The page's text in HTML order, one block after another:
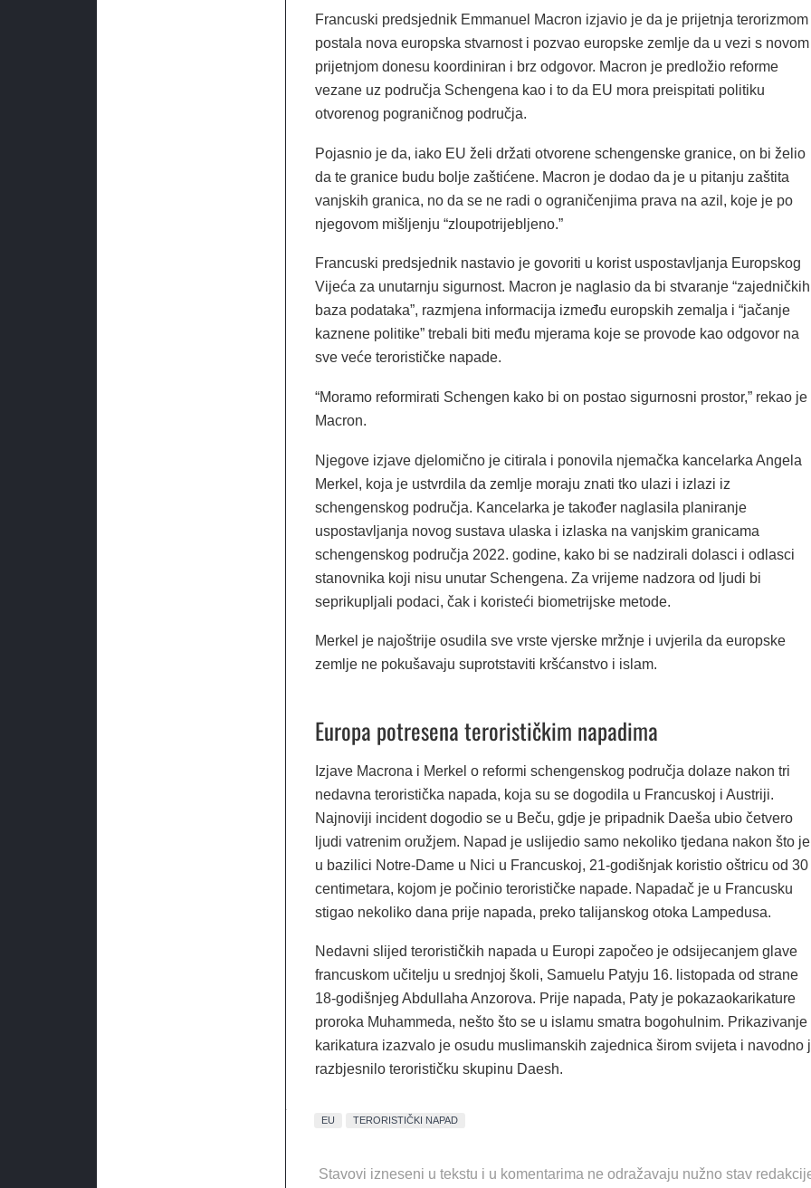
Francuski predsjednik Emmanuel Macron izjavio je da je prijetnja terorizmom
postala nova europska stvarnost i pozvao europske zemlje da u vezi s novom
prijetnjom donesu koordiniran i brz odgovor. Macron je predložio reforme
vezane uz područja Schengena kao i to da EU mora preispitati politiku
otvorenog pograničnog područja.
Pojasnio je da, iako EU želi držati otvorene schengenske granice, on bi želio
da te granice budu bolje zaštićene. Macron je dodao da je u pitanju zaštita
vanjskih granica, no da se ne radi o ograničenjima prava na azil, koje je po
njegovom mišljenju “zloupotrijebljeno.”
Francuski predsjednik nastavio je govoriti u korist uspostavljanja Europskog
Vijeća za unutarnju sigurnost. Macron je naglasio da bi stvaranje “zajedničkih
baza podataka”, razmjena informacija između europskih zemalja i “jačanje
kaznene politike” trebali biti među mjerama koje se provode kao odgovor na
sve veće terorističke napade.
“Moramo reformirati Schengen kako bi on postao sigurnosni prostor,” rekao je
Macron.
Njegove izjave djelomično je citirala i ponovila njemačka kancelarka Angela
Merkel, koja je ustvrdila da zemlje moraju znati tko ulazi i izlazi iz
schengenskog područja. Kancelarka je također naglasila planiranje
uspostavljanja novog sustava ulaska i izlaska na vanjskim granicama
schengenskog područja 2022. godine, kako bi se nadzirali dolasci i odlasci
stanovnika koji nisu unutar Schengena. Za vrijeme nadzora od ljudi bi
seprikupljali podaci, čak i koristeći biometrijske metode.
Merkel je najoštrije osudila sve vrste vjerske mržnje i uvjerila da europske
zemlje ne pokušavaju suprotstaviti kršćanstvo i islam.
Europa potresena terorističkim napadima
Izjave Macrona i Merkel o reformi schengenskog područja dolaze nakon tri
nedavna teroristička napada, koja su se dogodila u Francuskoj i Austriji.
Najnoviji incident dogodio se u Beču, gdje je pripadnik Daeša ubio četvero
ljudi vatrenim oružjem. Napad je uslijedio samo nekoliko tjedana nakon što je
u bazilici Notre-Dame u Nici u Francuskoj, 21-godišnjak koristio oštricu od 30
centimetara, kojom je počinio terorističke napade. Napadač je u Francusku
stigao nekoliko dana prije napada, preko talijanskog otoka Lampedusa.
Nedavni slijed terorističkih napada u Europi započeo je odsijecanjem glave
francuskom učitelju u srednjoj školi, Samuelu Patyju 16. listopada od strane
18-godišnjeg Abdullaha Anzorova. Prije napada, Paty je pokazaokarikature
proroka Muhammeda, nešto što se u islamu smatra bogohulnim. Prikazivanje
karikatura izazvalo je osudu muslimanskih zajednica širom svijeta i navodno
razbjesnilo terorističku skupinu Daesh.
EU TERORISTIČKI NAPAD
Stavovi izneseni u tekstu i u komentarima ne odražavaju nužno stav